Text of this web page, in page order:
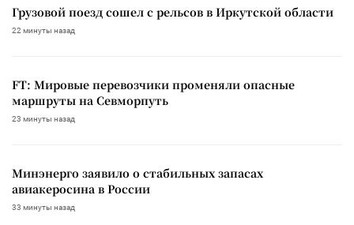
Грузовой поезд сошел с рельсов в Иркутской области
22 минуты назад
FT: Мировые перевозчики променяли опасные
маршруты на Севморпуть
23 минуты назад
Минэнерго заявило о стабильных запасах
авиакеросина в России
33 минуты назад